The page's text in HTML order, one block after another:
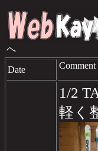
へ
Date Comment
1/2
軽く